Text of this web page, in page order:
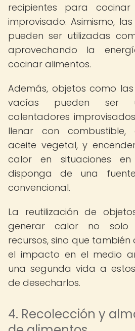
recipientes para
improvisado. Asimismo,
pueden ser utilizadas
aprovechando la
cocinar alimentos.
Además, objetos como
vacías pueden ser
calentadores
llenar con
aceite vegetal, y
calor en situaciones
disponga de una
convencional.
La reutilización de
generar calor no solo
recursos, sino que
el impacto en el medio
una segunda vida a
de desecharlos.
4. Recolección y